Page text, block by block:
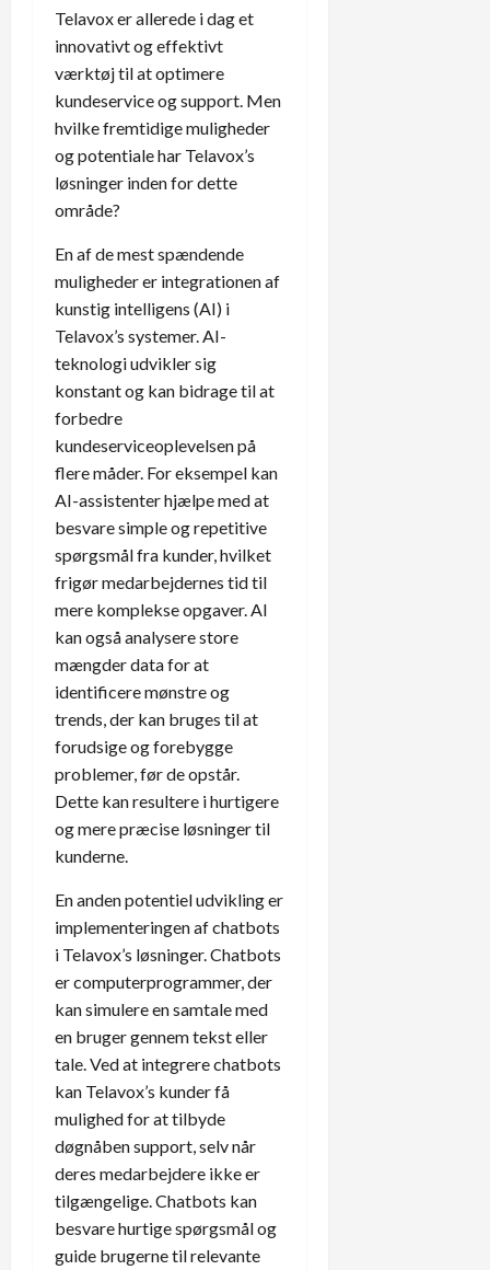
Telavox er allerede i dag et
innovativt og effektivt
værktøj til at optimere
kundeservice og support. Men
hvilke fremtidige muligheder
og potentiale har Telavox’s
løsninger inden for dette
område?
En af de mest spændende
muligheder er integrationen af
kunstig intelligens (AI) i
Telavox’s systemer. AI-
teknologi udvikler sig
konstant og kan bidrage til at
forbedre
kundeserviceoplevelsen på
flere måder. For eksempel kan
AI-assistenter hjælpe med at
besvare simple og repetitive
spørgsmål fra kunder, hvilket
frigør medarbejdernes tid til
mere komplekse opgaver. AI
kan også analysere store
mængder data for at
identificere mønstre og
trends, der kan bruges til at
forudsige og forebygge
problemer, før de opstår.
Dette kan resultere i hurtigere
og mere præcise løsninger til
kunderne.
En anden potentiel udvikling er
implementeringen af chatbots
i Telavox’s løsninger. Chatbots
er computerprogrammer, der
kan simulere en samtale med
en bruger gennem tekst eller
tale. Ved at integrere chatbots
kan Telavox’s kunder få
mulighed for at tilbyde
døgnåben support, selv når
deres medarbejdere ikke er
tilgængelige. Chatbots kan
besvare hurtige spørgsmål og
guide brugerne til relevante